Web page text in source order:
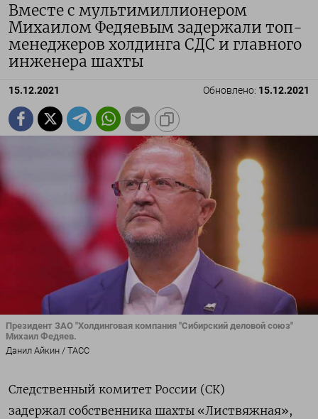
Вместе с мультимиллионером
Михаилом Федяевым задержали топ-
менеджеров холдинга СДС и главного
инженера шахты
15.12.2021 Обновлено: 15.12.2021
Президент ЗАО "Холдинговая компания "Сибирский деловой союз"
Михаил Федяев.
Данил Айкин / ТАСС
Следственный комитет России (СК)
задержал собственника шахты «Листвяжная»,